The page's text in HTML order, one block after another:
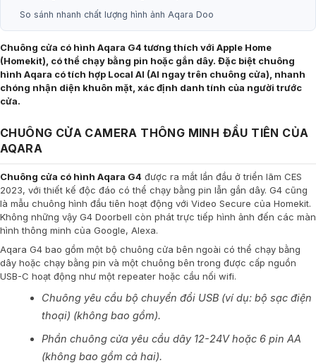
So sánh nhanh chất lượng hình ảnh Aqara Doo
Chuông cửa có hình Aqara G4 tương thích với Apple Home
(Homekit), có thể chạy bằng pin hoặc gắn dây. Đặc biệt chuông
hình Aqara có tích hợp Local AI (AI ngay trên chuông cửa), nhanh
chóng nhận diện khuôn mặt, xác định danh tính của người trước
cửa.
CHUÔNG CỬA CAMERA THÔNG MINH ĐẦU TIÊN CỦA
AQARA
Chuông cửa có hình Aqara G4 được ra mắt lần đầu ở triển lãm CES
2023, với thiết kế độc đáo có thể chạy bằng pin lẫn gắn dây. G4 cũng
là mẫu chuông hình đầu tiên hoạt động với Video Secure của Homekit.
Không những vậy G4 Doorbell còn phát trực tiếp hình ảnh đến các màn
hình thông minh của Google, Alexa.
Aqara G4 bao gồm một bộ chuông cửa bên ngoài có thể chạy bằng
dây hoặc chạy bằng pin và một chuông bên trong được cấp nguồn
USB-C hoạt động như một repeater hoặc cầu nối wifi.
Chuông yêu cầu bộ chuyển đổi USB (ví dụ: bộ sạc điện
thoại) (không bao gồm).
Phần chuông cửa yêu cầu dây 12-24V hoặc 6 pin AA
(không bao gồm cả hai).